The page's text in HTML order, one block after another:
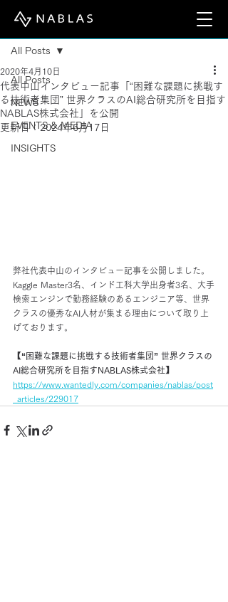
記事
All Posts
NEWS
EVENTS & MEDIA
INSIGHTS
All Posts
代表中山インタビュー記事「“困難な課題に挑戦す
る技術者集団” 世界クラスのAI総合研究所を目指す
NABLAS株式会社」を公開
2020年4月10日
更新日：2024年6月17日
弊社代表中山のインタビュー記事を公開しました。
Kaggle Master3名、インド工科大学出身者3名、大手
検索エンジンで勤務経験のあるエンジニア等、世界
クラスの優秀なAI人材が集まる理由について取り上
げております。
【“困難な課題に挑戦する技術者集団” 世界クラスの
AI総合研究所を目指すNABLAS株式会社】
https://www.wantedly.com/companies/nablas/post
_articles/229017